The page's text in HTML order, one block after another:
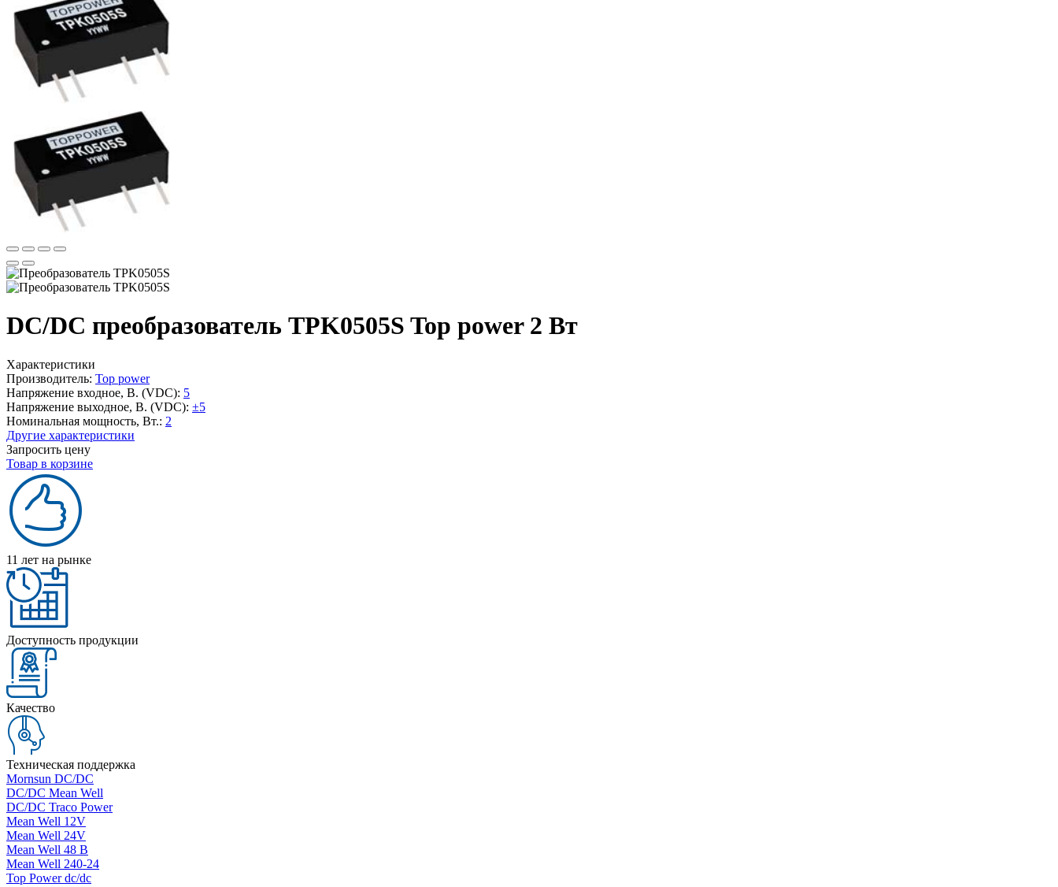
DC/DC преобразователь TPK0505S Top power 2 Вт
Характеристики
Производитель: Top power
Напряжение входное, В. (VDC): 5
Напряжение выходное, В. (VDC): ±5
Номинальная мощность, Вт.: 2
Другие характеристики
Запросить цену
Товар в корзине
11 лет на рынке
Доступность продукции
Качество
Техническая поддержка
Mornsun DC/DC
DC/DC Mean Well
DC/DC Traco Power
Mean Well 12V
Mean Well 24V
Mean Well 48 В
Mean Well 240-24
Top Power dc/dc